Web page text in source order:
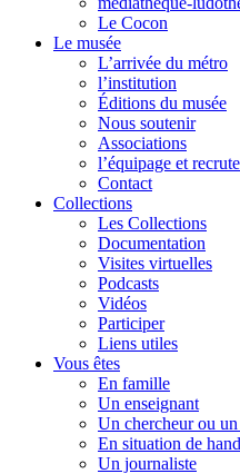
Le Cocon
Le musée
L’arrivée du métro
l’institution
Éditions du musée
Nous soutenir
Associations
l’équipage et
Contact
Collections
Les Collections
Documentation
Visites virtuelles
Podcasts
Vidéos
Participer
Liens utiles
Vous êtes
En famille
Un enseignant
Un chercheur ou
En situation de
Un journaliste